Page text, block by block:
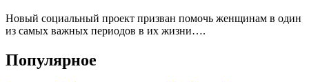
Новый социальный проект призван помочь женщинам в один
из самых важных периодов в их жизни….
Популярное